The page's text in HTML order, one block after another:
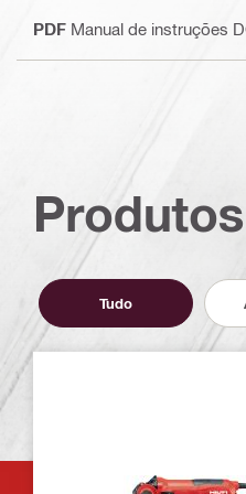
PDF Manual de instruções
Tudo